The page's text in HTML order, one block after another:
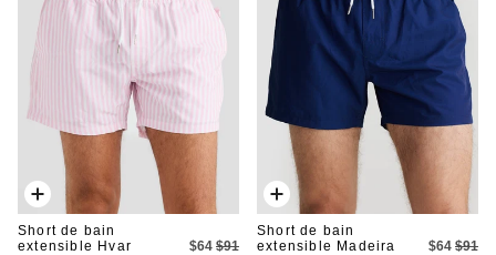
Ajout
rapide
Short de bain
extensible Hvar
$64 $91
Ajout
rapide
Short de bain
extensible Madeira
$64 $91